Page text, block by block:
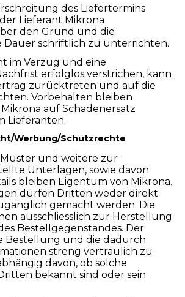
des Liefertermins
Lieferant Mikrona
den Grund und die
Dauer schriftlich zu unterrichten.
im Verzug und eine
erfolglos verstrichen, kann
zurücktreten und auf die
Vorbehalten bleiben
auf Schadenersatz
Lieferanten.
Werbung/Schutzrechte
und weitere zur
Unterlagen, sowie davon
bleiben Eigentum von Mikrona.
dürfen Dritten weder direkt
gemacht werden. Die
ausschliesslich zur Herstellung
Bestellgegenstandes. Der
Bestellung und die dadurch
streng vertraulich zu
davon, ob solche
bekannt sind oder sein